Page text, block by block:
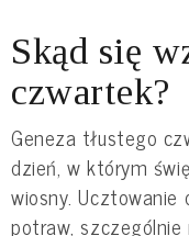
Skąd się
czwartek?
Geneza tłustego
dzień, w którym
wiosny. Ucztowanie
potraw,